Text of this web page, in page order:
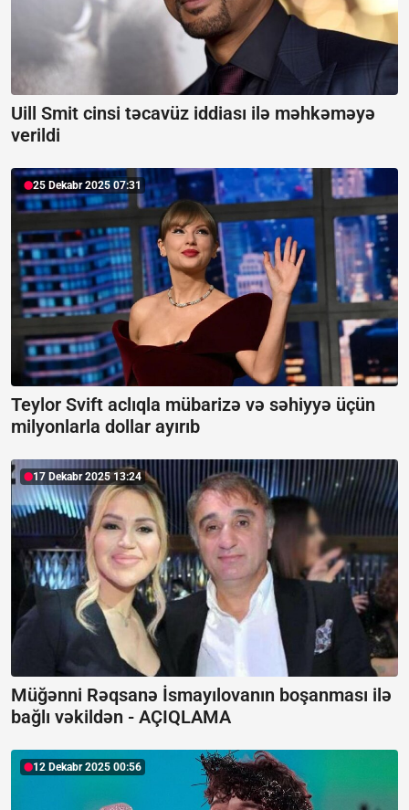
Uill Smit cinsi təcavüz iddiası ilə məhkəməyə
verildi
25 Dekabr 2025 07:31
Teylor Svift aclıqla mübarizə və səhiyyə üçün
milyonlarla dollar ayırıb
17 Dekabr 2025 13:24
Müğənni Rəqsanə İsmayılovanın boşanması ilə
bağlı vəkildən - AÇIQLAMA
12 Dekabr 2025 00:56